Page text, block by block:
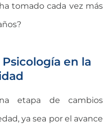
tomado cada vez más
en la
etapa de cambios
ya sea por el avance